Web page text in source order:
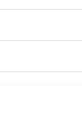
Sự pha